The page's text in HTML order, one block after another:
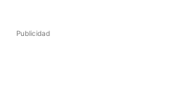
Publicidad